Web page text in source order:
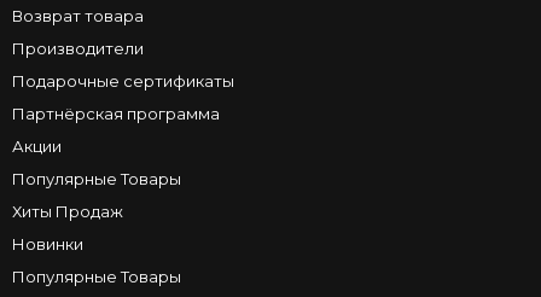
Возврат товара
Производители
Подарочные сертификаты
Партнёрская программа
Акции
Популярные Товары
Хиты Продаж
Новинки
Популярные Товары